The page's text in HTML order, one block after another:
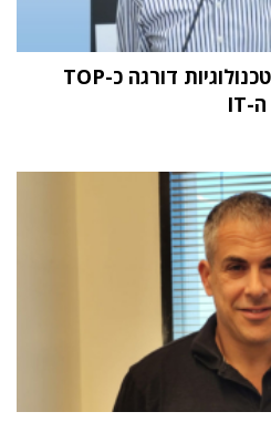
מחקר STKI השנתי: וואן טכנולוגיות דורגה כ-TOP